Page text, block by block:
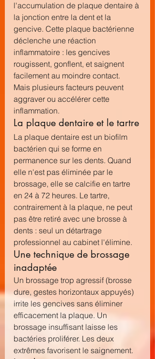
l'accumulation de plaque dentaire à
la jonction entre la dent et la
gencive. Cette plaque bactérienne
déclenche une réaction
inflammatoire : les gencives
rougissent, gonflent, et saignent
facilement au moindre contact.
Mais plusieurs facteurs peuvent
aggraver ou accélérer cette
inflammation.
La plaque dentaire et le tartre
La plaque dentaire est un biofilm
bactérien qui se forme en
permanence sur les dents. Quand
elle n'est pas éliminée par le
brossage, elle se calcifie en tartre
en 24 à 72 heures. Le tartre,
contrairement à la plaque, ne peut
pas être retiré avec une brosse à
dents : seul un détartrage
professionnel au cabinet l'élimine.
Une technique de brossage
inadaptée
Un brossage trop agressif (brosse
dure, gestes horizontaux appuyés)
irrite les gencives sans éliminer
efficacement la plaque. Un
brossage insuffisant laisse les
bactéries proliférer. Les deux
extrêmes favorisent le saignement.